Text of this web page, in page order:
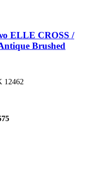
ELLE CROSS /
Brushed
12462